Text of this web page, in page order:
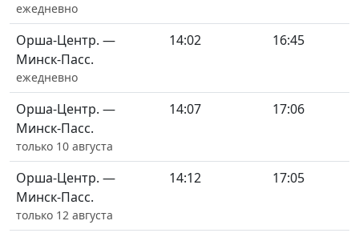
ежедневно
Орша-Центр. —
Минск-Пасс.
ежедневно
14:02 16:45
Орша-Центр. —
Минск-Пасс.
только 10 августа
14:07 17:06
Орша-Центр. —
Минск-Пасс.
только 12 августа
14:12 17:05